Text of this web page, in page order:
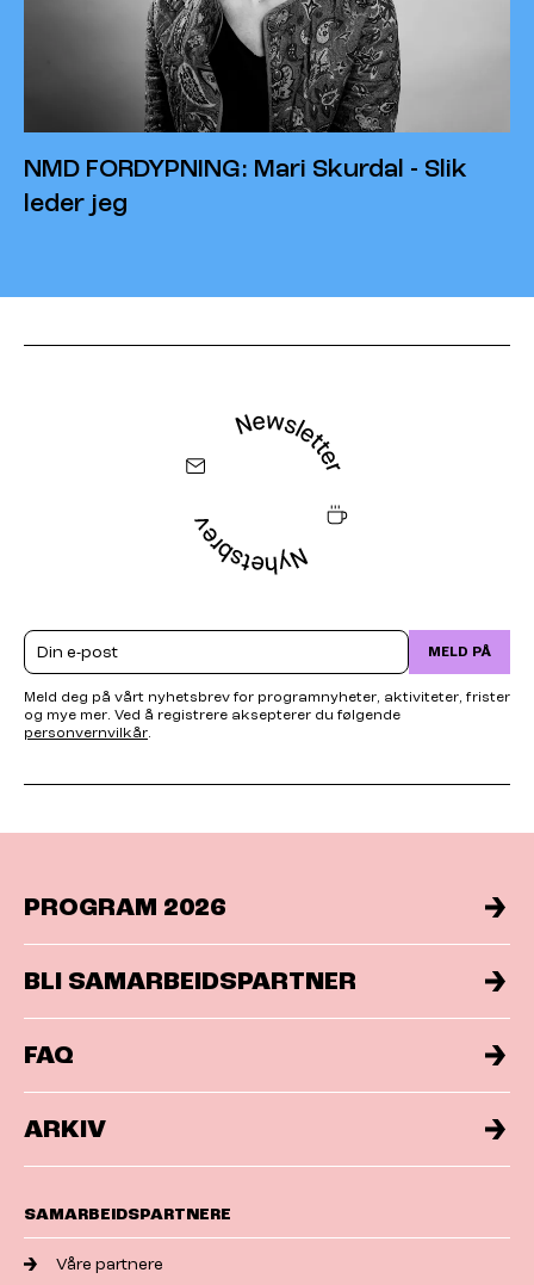
NMD FORDYPNING: Mari Skurdal - Slik
leder jeg
Email MELD PÅ
Meld deg på vårt nyhetsbrev for programnyheter, aktiviteter, frister
og mye mer. Ved å registrere aksepterer du følgende
personvernvilkår.
PROGRAM 2026
BLI SAMARBEIDSPARTNER
FAQ
ARKIV
SAMARBEIDSPARTNERE
Våre partnere